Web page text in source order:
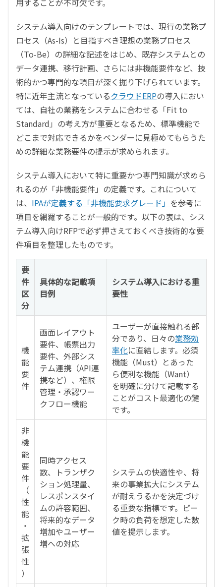
用することが不可欠です。
システム導入向けのテンプレートでは、現行の業務プ
ロセス（As-Is）と目指すべき理想の業務プロセス
（To-Be）の詳細な記述をはじめ、既存システムとの
データ連携、移行計画、さらには非機能要件など、技
術的かつ専門的な項目が深く掘り下げられています。
特に近年主流となっているクラウドERPの導入におい
ては、自社の業務をシステムに合わせる「Fit to
Standard」の考え方が重要となるため、標準機能で
どこまで対応できるかをベンダーに見極めてもらうた
めの詳細な業務要件の提示が求められます。
システム導入において特に重要かつ専門知識が求めら
れるのが「非機能要件」の定義です。これについて
は、 IPAが定義する「非機能要求グレード」 を参考に
項目を網羅することが一般的です。以下の表は、シス
テム導入向けRFPで必ず押さえておくべき技術的な要
件項目を整理したものです。
要
件
区
分
具体的な記載項
目例
システム導入における重
要性
機
能
要
件
画面レイアウト
要件、帳票出力
要件、外部シス
テム連携（API連
携など）、権限
管理・承認ワー
クフロー機能
ユーザーが直接触れる部
分であり、日々の業務効
率化に直結します。必須
機能（Must）とあった
ら便利な機能（Want）
を明確に分けて記載する
ことがコスト最適化の鍵
です。
非
機
能
要
件
（
性
能
・
拡
張
性
）
同時アクセス
数、トランザク
ション処理量、
レスポンスタイ
ムの許容範囲、
将来的なデータ
増加やユーザー
増への対応
システムの快適性や、将
来の事業拡大にシステム
が耐えうるかを決定づけ
る重要な指標です。ピー
ク時の負荷を想定した数
値を提示します。